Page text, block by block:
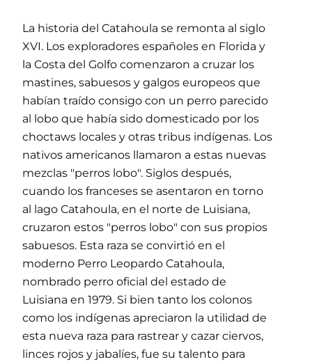
La historia del Catahoula se remonta al siglo
XVI. Los exploradores españoles en Florida y
la Costa del Golfo comenzaron a cruzar los
mastines, sabuesos y galgos europeos que
habían traído consigo con un perro parecido
al lobo que había sido domesticado por los
choctaws locales y otras tribus indígenas. Los
nativos americanos llamaron a estas nuevas
mezclas "perros lobo". Siglos después,
cuando los franceses se asentaron en torno
al lago Catahoula, en el norte de Luisiana,
cruzaron estos "perros lobo" con sus propios
sabuesos. Esta raza se convirtió en el
moderno Perro Leopardo Catahoula,
nombrado perro oficial del estado de
Luisiana en 1979. Si bien tanto los colonos
como los indígenas apreciaron la utilidad de
esta nueva raza para rastrear y cazar ciervos,
linces rojos y jabalíes, fue su talento para